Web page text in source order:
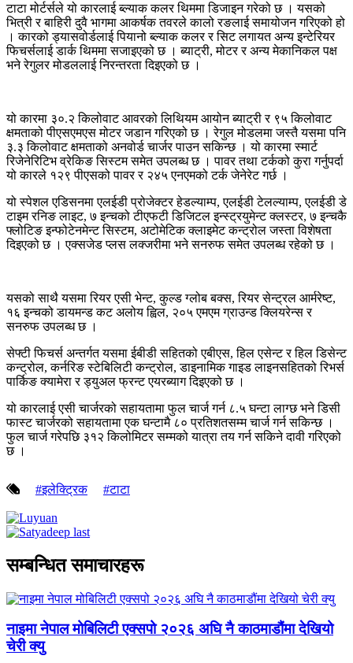
टाटा मोर्टर्सले यो कारलाई ब्ल्याक कलर थिममा डिजाइन गरेको छ । यसको
भित्री र बाहिरी दुवै भागमा आकर्षक तवरले कालो रङलाई समायोजन गरिएको हो
। कारको ड्यासवोर्डलाई पियानो ब्ल्याक कलर र सिट लगायत अन्य इन्टेरियर
फिचर्सलाई डार्क थिममा सजाइएको छ । ब्याट्री, मोटर र अन्य मेकानिकल पक्ष
भने रेगुलर मोडललाई निरन्तरता दिइएको छ ।
यो कारमा ३०.२ किलोवाट आवरको लिथियम आयोन ब्याट्री र ९५ किलोवाट
क्षमताको पीएसएमएस मोटर जडान गरिएको छ । रेगुल मोडलमा जस्तै यसमा पनि
३.३ किलोवाट क्षमताको अनवोर्ड चार्जर पाउन सकिन्छ । यो कारमा स्मार्ट
रिजेनेरिटिभ व्रेकिङ सिस्टम समेत उपलब्ध छ । पावर तथा टर्कको कुरा गर्नुपर्दा
यो कारले १२९ पीएसको पावर र २४५ एनएमको टर्क जेनेरेट गर्छ ।
यो स्पेशल एडिसनमा एलईडी प्रोजेक्टर हेडल्याम्प, एलईडी टेलल्याम्प, एलईडी डे
टाइम रनिङ लाइट, ७ इन्चको टीएफटी डिजिटल इन्स्ट्रयुमेन्ट क्लस्टर, ७ इन्चकै
फ्लोटिङ इन्फोटेनमेन्ट सिस्टम, अटोमेटिक क्लाइमेट कन्ट्रोल जस्ता विशेषता
दिइएको छ । एक्सजेड प्लस लक्जरीमा भने सनरुफ समेत उपलब्ध रहेको छ ।
यसको साथै यसमा रियर एसी भेन्ट, कुल्ड ग्लोब बक्स, रियर सेन्ट्रल आर्मरेष्ट,
१६ इन्चको डायमन्ड कट अलोय ह्विल, २०५ एमएम ग्राउन्ड क्लियरेन्स र
सनरुफ उपलब्ध छ ।
सेफ्टी फिचर्स अन्तर्गत यसमा ईबीडी सहितको एबीएस, हिल एसेन्ट र हिल डिसेन्ट
कन्ट्रोल, कर्नरिङ स्टेबिलिटी कन्ट्रोल, डाइनामिक गाइड लाइनसहितको रिभर्स
पार्किङ क्यामेरा र ड्युअल फ्रन्ट एयरब्याग दिइएको छ ।
यो कारलाई एसी चार्जरको सहायतामा फुल चार्ज गर्न ८.५ घन्टा लाग्छ भने डिसी
फास्ट चार्जरको सहायतामा एक घन्टामै ८० प्रतिशतसम्म चार्ज गर्न सकिन्छ ।
फुल चार्ज गरेपछि ३१२ किलोमिटर सम्मको यात्रा तय गर्न सकिने दावी गरिएको
छ ।
#इलेक्ट्रिक #टाटा
सम्बन्धित समाचारहरू
नाइमा नेपाल मोबिलिटी एक्सपो २०२६ अघि नै काठमाडौंमा देखियो
चेरी क्यु